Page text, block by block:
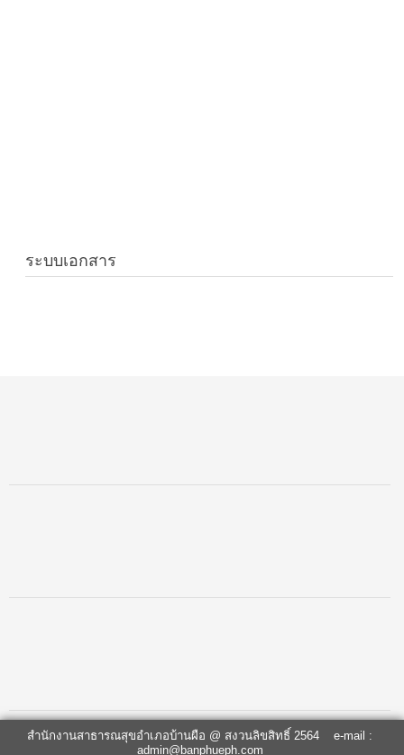
ระบบเอกสาร
สำนักงานสาธารณสุขอำเภอบ้านผือ @ สงวนลิขสิทธิ์ 2564 e-mail :
admin@banphueph.com